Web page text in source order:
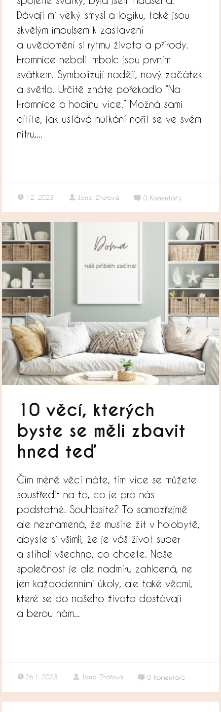
Dávají mi velký smysl a logiku, také jsou
skvělým impulsem k zastavení
a uvědomění si rytmu života a přírody.
Hromnice neboli Imbolc jsou prvním
svátkem. Symbolizují naději, nový začátek
a světlo. Určitě znáte pořekadlo “Na
Hromnice o hodinu více.” Možná sami
cítíte, jak ustává nutkání nořit se ve svém
nitru,...
1.2. 2023 Jana Zhořová 0 Komentářů
10 věcí, kterých
byste se měli zbavit
hned teď
Čím méně věcí máte, tím více se můžete
soustředit na to, co je pro nás
podstatné. Souhlasíte? To samozřejmě
ale neznamená, že musíte žít v holobytě,
abyste si všimli, že je váš život super
a stíhali všechno, co chcete. Naše
společnost je ale nadmíru zahlcená, ne
jen každodenními úkoly, ale také věcmi,
které se do našeho života dostávají
a berou nám...
26.1. 2023 Jana Zhořová 0 Komentářů